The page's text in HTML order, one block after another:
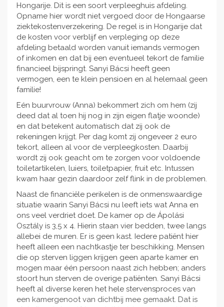
Hongarije. Dit is een soort verpleeghuis afdeling.
Opname hier wordt niet vergoed door de Hongaarse
ziektekostenverzekering. De regel is in Hongarije dat
de kosten voor verblijf en verpleging op deze
afdeling betaald worden vanuit iemands vermogen
of inkomen en dat bij een eventueel tekort de familie
financieel bijspringt. Sanyi Bácsi heeft geen
vermogen, een te klein pensioen en al helemaal geen
familie!
Eén buurvrouw (Anna) bekommert zich om hem (zij
deed dat al toen hij nog in zijn eigen flatje woonde)
en dat betekent automatisch dat zij ook de
rekeningen krijgt. Per dag komt zij ongeveer 2 euro
tekort, alleen al voor de verpleegkosten. Daarbij
wordt zij ook geacht om te zorgen voor voldoende
toiletartikelen, luiers, toiletpapier, fruit etc. Intussen
kwam haar gezin daardoor zelf flink in de problemen.
Naast de financiële perikelen is de onmenswaardige
situatie waarin Sanyi Bácsi nu leeft iets wat Anna en
ons veel verdriet doet. De kamer op de Ápolási
Osztály is 3,5 x 4. Hierin staan vier bedden, twee langs
allebei de muren. Er is geen kast. Iedere patiënt hier
heeft alleen een nachtkastje ter beschikking. Mensen
die op sterven liggen krijgen geen aparte kamer en
mogen maar één persoon naast zich hebben; anders
stoort hun sterven de overige patiënten. Sanyi Bácsi
heeft al diverse keren het hele stervensproces van
een kamergenoot van dichtbij mee gemaakt. Dat is